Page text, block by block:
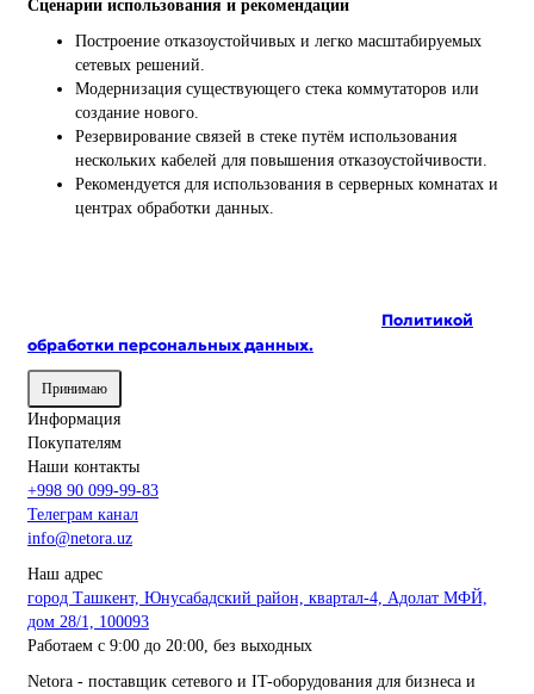
Сценарии использования и рекомендации
Построение отказоустойчивых и легко масштабируемых
сетевых решений.
Модернизация существующего стека коммутаторов или
создание нового.
Резервирование связей в стеке путём использования
нескольких кабелей для повышения отказоустойчивости.
Рекомендуется для использования в серверных комнатах и
центрах обработки данных.
Политикой
обработки персональных данных.
Принимаю
Информация
Покупателям
Наши контакты
+998 90 099-99-83
Телеграм канал
info@netora.uz
Наш адрес
город Ташкент, Юнусабадский район, квартал-4, Адолат МФЙ,
дом 28/1, 100093
Работаем с 9:00 до 20:00, без выходных
Netora - поставщик сетевого и IT-оборудования для бизнеса и